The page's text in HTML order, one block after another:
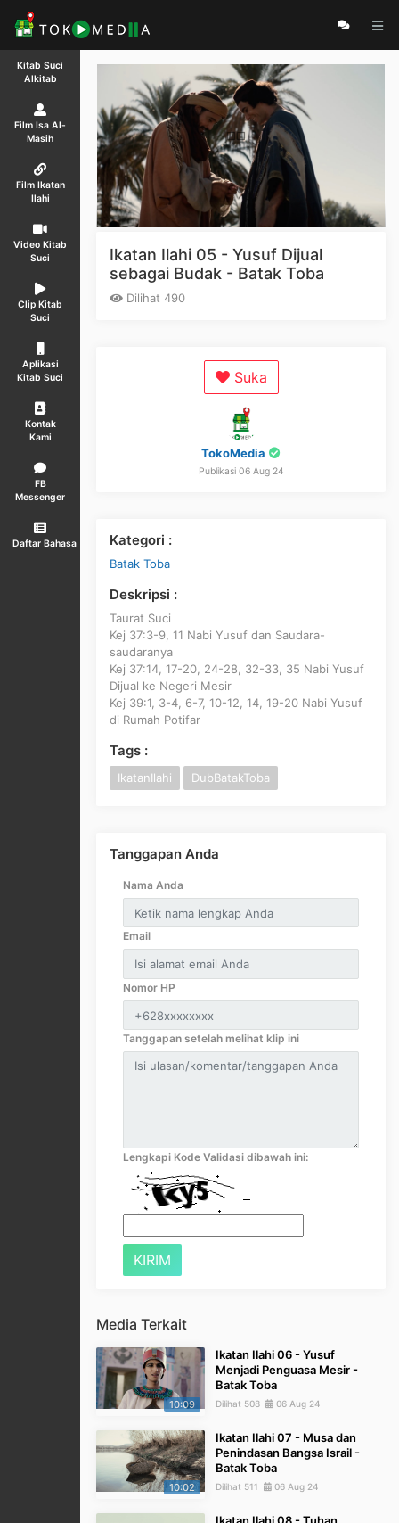
Kitab Suci
Alkitab
Film Isa Al-
Masih
Film Ikatan
Ilahi
Video Kitab
Suci
Clip Kitab
Suci
Aplikasi
Kitab Suci
Kontak
Kami
FB
Messenger
Daftar Bahasa
Ikatan Ilahi 05 - Yusuf Dijual
sebagai Budak - Batak Toba
Dilihat 490
Suka
TokoMedia
Publikasi 06 Aug 24
Kategori :
Batak Toba
Deskripsi :
Taurat Suci
Kej 37:3-9, 11 Nabi Yusuf dan Saudara-
saudaranya
Kej 37:14, 17-20, 24-28, 32-33, 35 Nabi Yusuf
Dijual ke Negeri Mesir
Kej 39:1, 3-4, 6-7, 10-12, 14, 19-20 Nabi Yusuf
di Rumah Potifar
Tags :
IkatanIlahi DubBatakToba
Tanggapan Anda
Nama Anda
Email
Nomor HP
Tanggapan setelah melihat klip ini
Lengkapi Kode Validasi dibawah ini:
Media Terkait
10:09
Ikatan Ilahi 06 - Yusuf
Menjadi Penguasa Mesir -
Batak Toba
Dilihat 508 06 Aug 24
10:02
Ikatan Ilahi 07 - Musa dan
Penindasan Bangsa Israil -
Batak Toba
Dilihat 511 06 Aug 24